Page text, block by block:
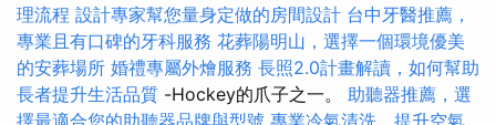
理流程 設計專家幫您量身定做的房間設計 台中牙醫推薦，
專業且有口碑的牙科服務 花葬陽明山，選擇一個環境優美
的安葬場所 婚禮專屬外燴服務 長照2.0計畫解讀，如何幫助
長者提升生活品質 -Hockey的爪子之一。 助聽器推薦，選
擇最適合您的助聽器品牌與型號 專業冷氣清洗，提升空氣